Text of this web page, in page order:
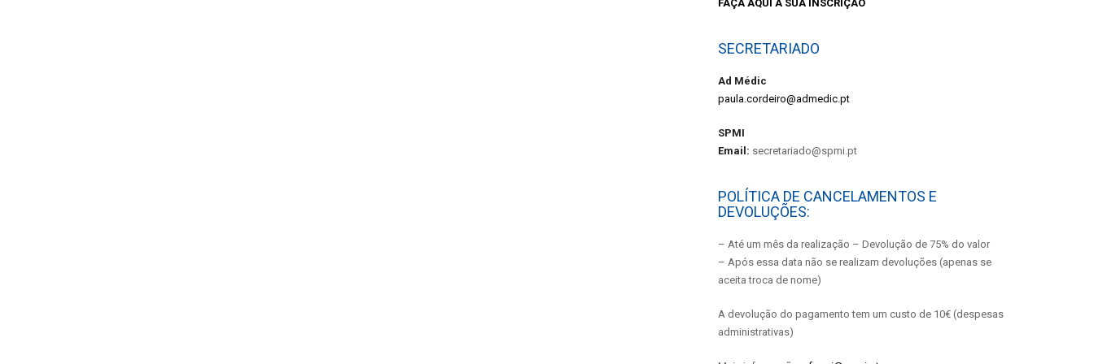
FAÇA AQUI A SUA INSCRIÇÃO
SECRETARIADO
Ad Médic
paula.cordeiro@admedic.pt
SPMI
Email: secretariado@spmi.pt
POLÍTICA DE CANCELAMENTOS E
DEVOLUÇÕES:
– Até um mês da realização – Devolução de 75% do valor
– Após essa data não se realizam devoluções (apenas se
aceita troca de nome)
A devolução do pagamento tem um custo de 10€ (despesas
administrativas)